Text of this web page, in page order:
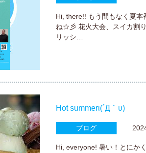
Hi, there!! もう間もなく夏
ね☆彡 花火大会、スイカ割
リッシ…
Hot summerι(´Д｀υ)
ブログ
Hi, everyone! 暑い！とにか